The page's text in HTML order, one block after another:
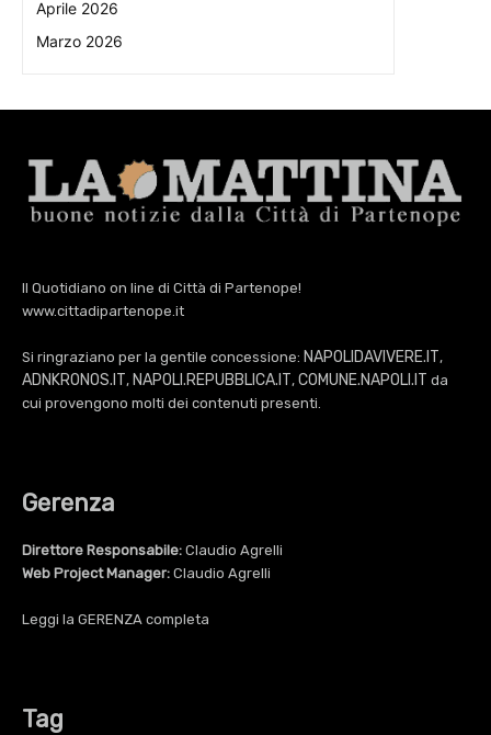
Aprile 2026
Marzo 2026
Il Quotidiano on line di Città di Partenope!
www.cittadipartenope.it
Si ringraziano per la gentile concessione: NAPOLIDAVIVERE.IT,
ADNKRONOS.IT, NAPOLI.REPUBBLICA.IT, COMUNE.NAPOLI.IT da
cui provengono molti dei contenuti presenti.
Gerenza
Direttore Responsabile: Claudio Agrelli
Web Project Manager: Claudio Agrelli
Leggi la GERENZA completa
Tag